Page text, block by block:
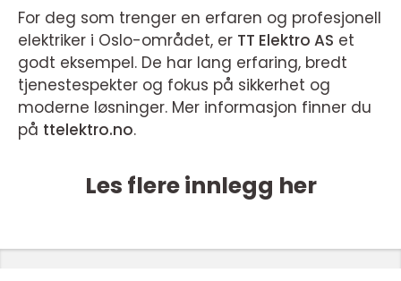
For deg som trenger en erfaren og profesjonell
elektriker i Oslo-området, er TT Elektro AS et
godt eksempel. De har lang erfaring, bredt
tjenestespekter og fokus på sikkerhet og
moderne løsninger. Mer informasjon finner du
på ttelektro.no.
Les flere innlegg her